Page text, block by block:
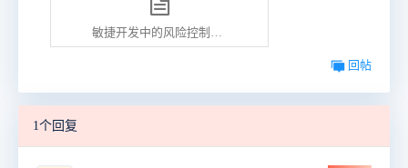
敏捷开发中的风险控制与团队协作.pdf
回帖
1个回复